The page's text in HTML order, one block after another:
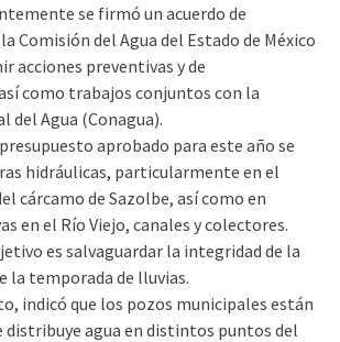
se firmó un acuerdo de
Comisión del Agua del Estado de México
acciones preventivas y de
como trabajos conjuntos con la
del Agua (Conagua).
aprobado para este año se
hidráulicas, particularmente en el
cárcamo de Sazolbe, así como en
en el Río Viejo, canales y colectores.
es salvaguardar la integridad de la
la temporada de lluvias.
indicó que los pozos municipales están
distribuye agua en distintos puntos del